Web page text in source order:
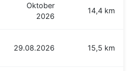
Oktober
2026
14,4 km
29.08.2026 15,5 km